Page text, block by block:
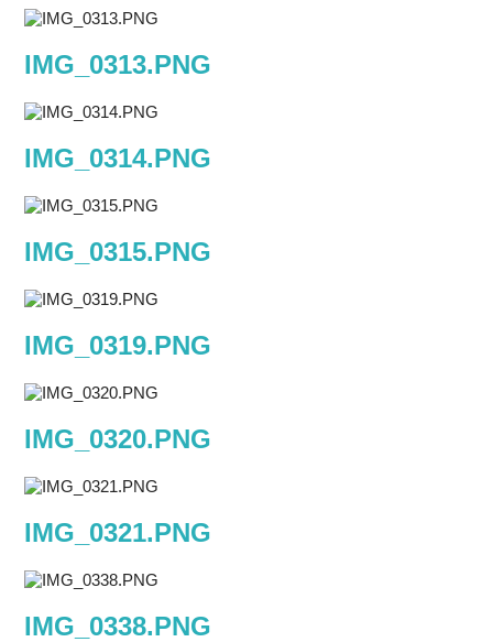
IMG_0313.PNG
IMG_0314.PNG
IMG_0315.PNG
IMG_0319.PNG
IMG_0320.PNG
IMG_0321.PNG
IMG_0338.PNG